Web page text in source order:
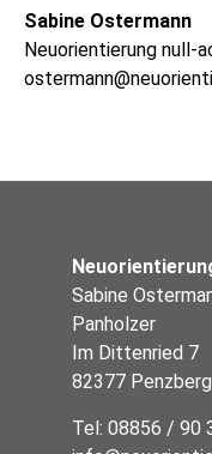
Sabine Ostermann
Neuorientierung null-
Sabine
Panholzer
Im Dittenried 7
82377 Penzberg
Tel: 08856 / 90